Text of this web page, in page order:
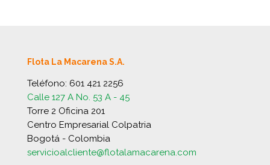
Flota La Macarena S.A.
Teléfono: 601 421 2256
Calle 127 A No. 53 A - 45
Torre 2 Oficina 201
Centro Empresarial Colpatria
Bogotá - Colombia
servicioalcliente@flotalamacarena.com